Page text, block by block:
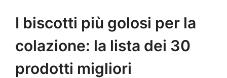
I biscotti più golosi per la
colazione: la lista dei 30
prodotti migliori